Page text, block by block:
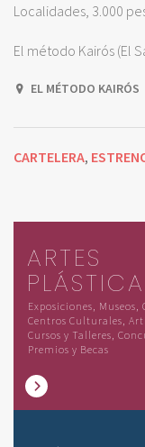
Localidades, 3.000
El método Kairós (El
EL MÉTODO KAIRÓS
CARTELERA,
ARTES
Exposiciones, Museos,
Centros Culturales,
Cursos y Talleres,
Premios y Becas